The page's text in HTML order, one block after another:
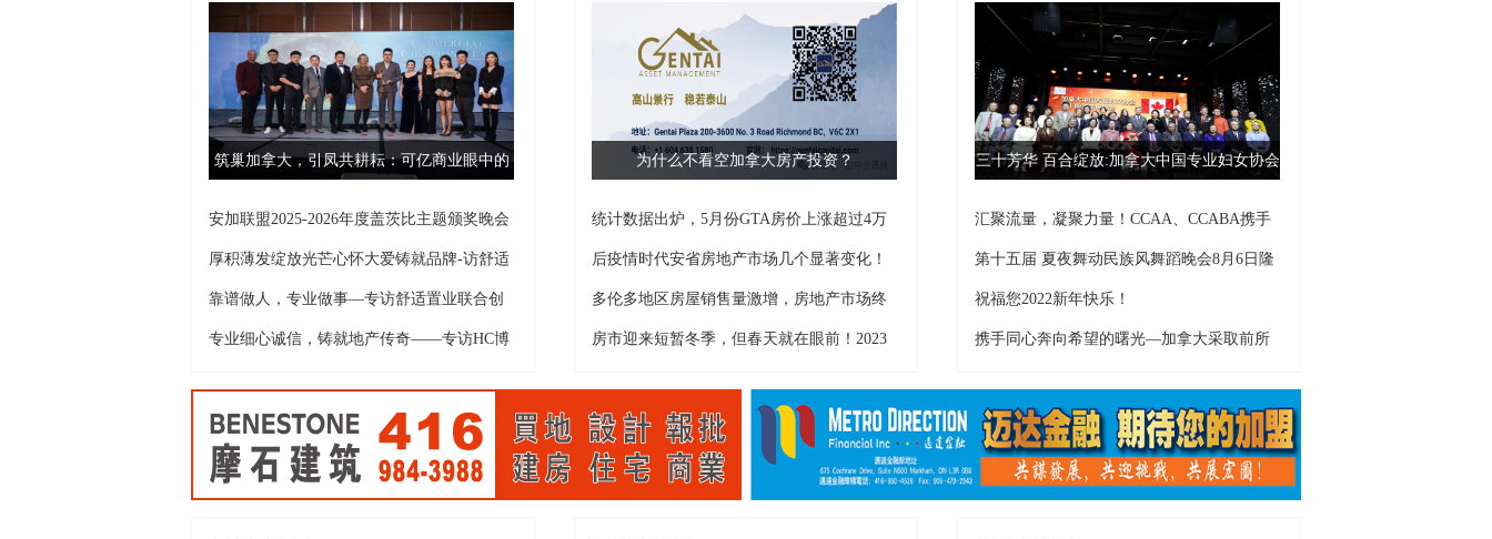
筑巢加拿大，引凤共耕耘：可亿商业眼中的
安加联盟2025-2026年度盖茨比主题颁奖晚会
厚积薄发绽放光芒心怀大爱铸就品牌-访舒适
靠谱做人，专业做事—专访舒适置业联合创
始
专业细心诚信，铸就地产传奇——专访HC博
为什么不看空加拿大房产投资？
统计数据出炉，5月份GTA房价上涨超过4万
元
后疫情时代安省房地产市场几个显著变化！
多伦多地区房屋销售量激增，房地产市场终
于
房市迎来短暂冬季，但春天就在眼前！2023
三十芳华 百合绽放:加拿大中国专业妇女协会
汇聚流量，凝聚力量！CCAA、CCABA携手
房东
第十五届 夏夜舞动民族风舞蹈晚会8月6日隆
祝福您2022新年快乐！
携手同心奔向希望的曙光—加拿大采取前所